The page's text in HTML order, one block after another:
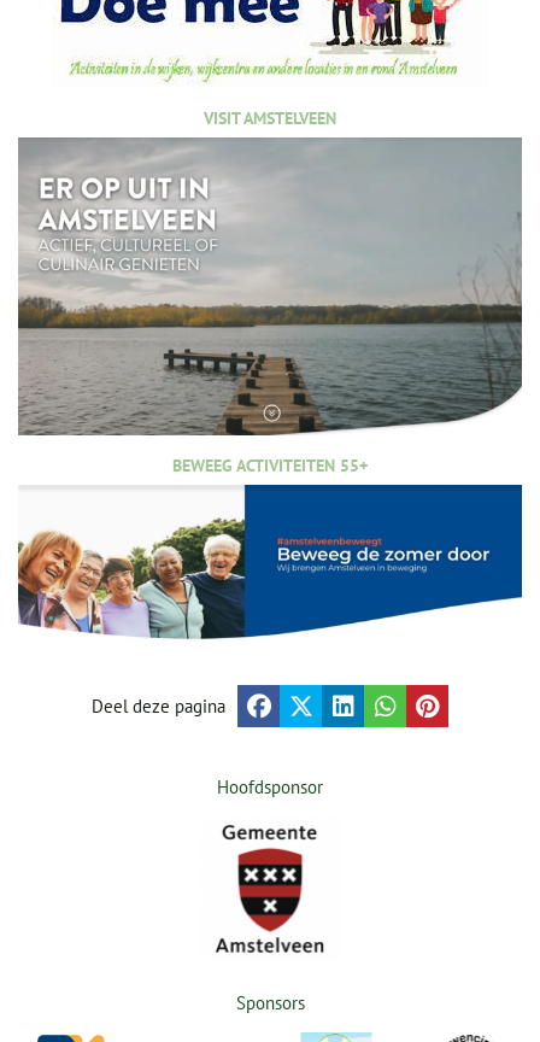
VISIT AMSTELVEEN
BEWEEG ACTIVITEITEN 55+
Deel deze pagina
Hoofdsponsor
Sponsors